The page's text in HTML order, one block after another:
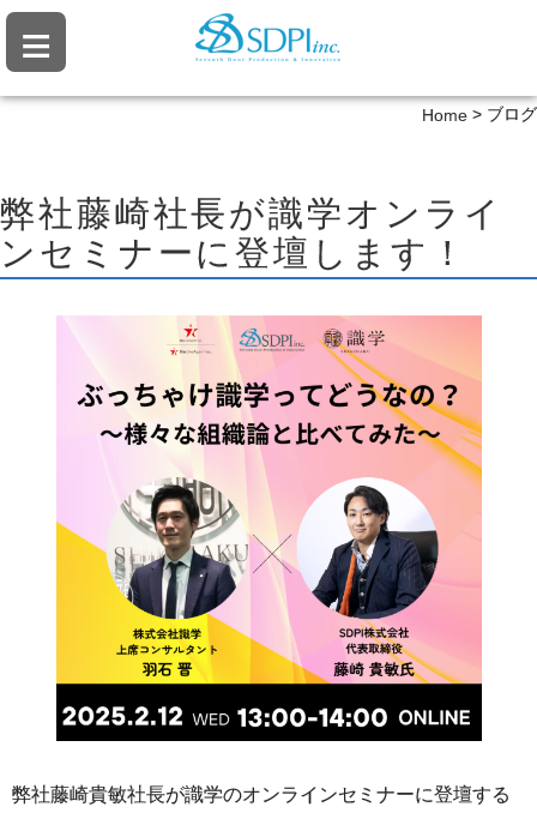
≡
Home > ブログ
弊社藤崎社長が識学オンライ
ンセミナーに登壇します！
弊社藤崎貴敏社長が識学のオンラインセミナーに登壇する